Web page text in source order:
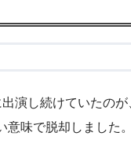
演し続けていたの
味で脱却しました。